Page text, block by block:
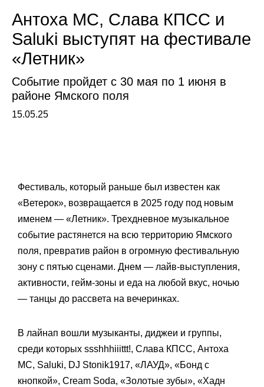
Антоха МС, Слава КПСС и
Saluki выступят на фестивале
«Летник»
Событие пройдет с 30 мая по 1 июня в
районе Ямского поля
15.05.25
Фестиваль, который раньше был известен как
«Ветерок», возвращается в 2025 году под новым
именем — «Летник». Трехдневное музыкальное
событие растянется на всю территорию Ямского
поля, превратив район в огромную фестивальную
зону с пятью сценами. Днем — лайв-выступления,
активности, гейм-зоны и еда на любой вкус, ночью
— танцы до рассвета на вечеринках.
В лайнап вошли музыканты, диджеи и группы,
среди которых ssshhhiiittt!, Слава КПСС, Антоха
MC, Saluki, DJ Stonik1917, «ЛАУД», «Бонд с
кнопкой», Cream Soda, «Золотые зубы», «Хадн